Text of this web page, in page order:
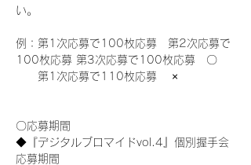
い。
例：第1次応募で100枚応募　第2次応募で
100枚応募 第3次応募で100枚応募　〇
第1次応募で110枚応募　 ×
〇応募期間
◆『デジタルブロマイドvol.4』個別握手会
応募期間